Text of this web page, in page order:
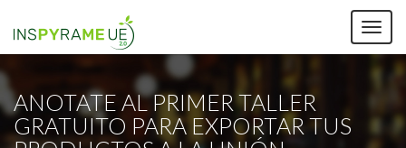
ANOTATE AL PRIMER TALLER
GRATUITO PARA EXPORTAR TUS